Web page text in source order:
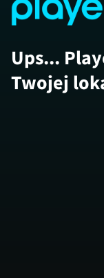
Ups...
Twojej